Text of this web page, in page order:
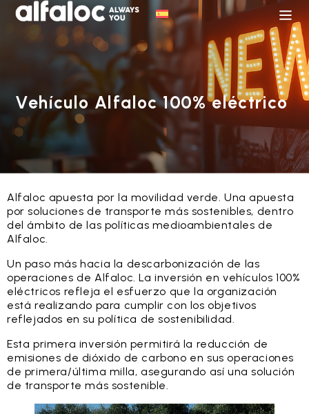
Vehículo Alfaloc 100% eléctrico
Alfaloc apuesta por la movilidad verde. Una apuesta
por soluciones de transporte más sostenibles, dentro
del ámbito de las políticas medioambientales de
Alfaloc.
Un paso más hacia la descarbonización de las
operaciones de Alfaloc. La inversión en vehículos 100%
eléctricos refleja el esfuerzo que la organización
está realizando para cumplir con los objetivos
reflejados en su política de sostenibilidad.
Esta primera inversión permitirá la reducción de
emisiones de dióxido de carbono en sus operaciones
de primera/última milla, asegurando así una solución
de transporte más sostenible.